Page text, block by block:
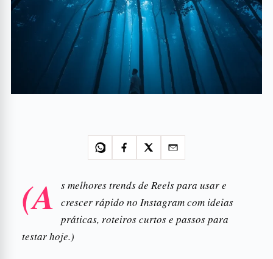
(A s melhores trends de Reels para usar e
crescer rápido no Instagram com ideias
práticas, roteiros curtos e passos para
testar hoje.)